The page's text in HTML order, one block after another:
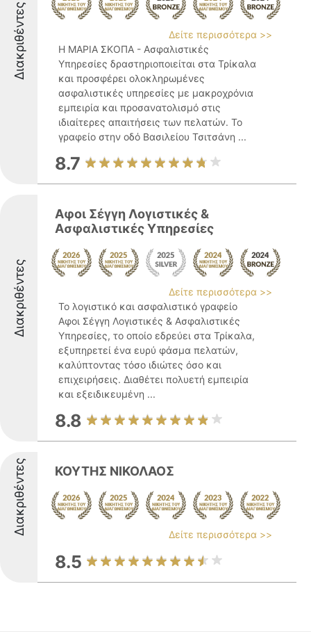
Διακριθέντες
Δείτε περισσότερα >>
Η ΜΑΡΙΑ ΣΚΟΠΑ - Ασφαλιστικές
Υπηρεσίες δραστηριοποιείται στα Τρίκαλα
και προσφέρει ολοκληρωμένες
ασφαλιστικές υπηρεσίες με μακροχρόνια
εμπειρία και προσανατολισμό στις
ιδιαίτερες απαιτήσεις των πελατών. Το
γραφείο στην οδό Βασιλείου Τσιτσάνη ...
8.7
Διακριθέντες
Αφοι Σέγγη Λογιστικές &
Ασφαλιστικές Υπηρεσίες
Δείτε περισσότερα >>
Το λογιστικό και ασφαλιστικό γραφείο
Αφοι Σέγγη Λογιστικές & Ασφαλιστικές
Υπηρεσίες, το οποίο εδρεύει στα Τρίκαλα,
εξυπηρετεί ένα ευρύ φάσμα πελατών,
καλύπτοντας τόσο ιδιώτες όσο και
επιχειρήσεις. Διαθέτει πολυετή εμπειρία
και εξειδικευμένη ...
8.8
Διακριθέντες ΚΟΥΤΗΣ ΝΙΚΟΛΑΟΣ
Δείτε περισσότερα >>
8.5